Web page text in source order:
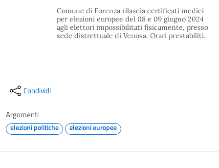
Comune di Forenza rilascia certificati medici
per elezioni europee del 08 e 09 giugno 2024
agli elettori impossibilitati fisicamente, presso
sede distrettuale di Venosa. Orari prestabiliti.
Condividi
Argomenti
elezioni politiche elezioni europee